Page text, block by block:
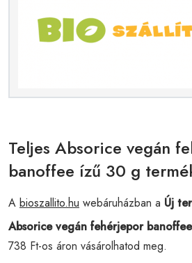
Teljes Absorice vegán
banoffee ízű 30 g
A bioszallito.hu webáruházban a Új
Absorice vegán fehérjepor
738 Ft-os áron vásárolhatod meg.